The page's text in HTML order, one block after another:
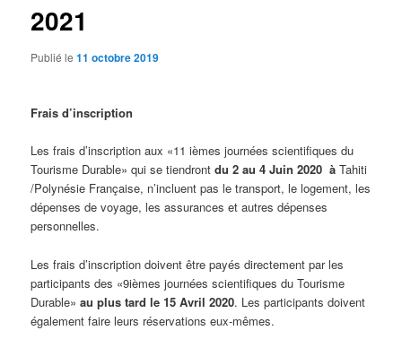
2021
Publié le11 octobre 2019
Frais d’inscription
Les frais d’inscription aux «11 ièmes journées scientifiques du
Tourisme Durable» qui se tiendrontdu 2 au 4 Juin 2020 àTahiti
/Polynésie Française, n’incluent pas le transport, le logement, les
dépenses de voyage, les assurances et autres dépenses
personnelles.
Les frais d’inscription doivent être payés directement par les
participants des «9ièmes journées scientifiques du Tourisme
Durable»au plus tard le 15 Avril 2020. Les participants doivent
également faire leurs réservations eux-mêmes.